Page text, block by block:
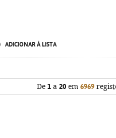
ADICIONAR À LISTA
De 1a 20em 6969